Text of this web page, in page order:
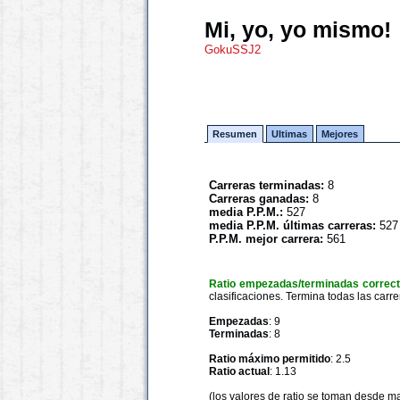
Mi, yo, yo mismo!
GokuSSJ2
Resumen Ultimas Mejores
Carreras terminadas: 8
Carreras ganadas: 8
media P.P.M.: 527
media P.P.M. últimas carreras: 527
P.P.M. mejor carrera: 561
Ratio empezadas/terminadas
clasificaciones. Termina todas las
Empezadas: 9
Terminadas: 8
Ratio máximo permitido: 2.5
Ratio actual : 1.13
(los valores de ratio se toman desde